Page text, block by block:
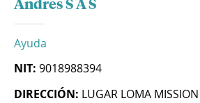
Andres S A S
Ayuda
NIT: 9018988394
DIRECCIÓN: LUGAR LOMA